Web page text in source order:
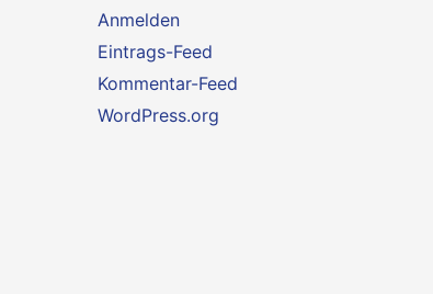
Anmelden
Eintrags-Feed
Kommentar-Feed
WordPress.org